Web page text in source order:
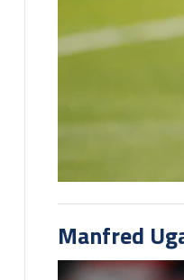
Manfred